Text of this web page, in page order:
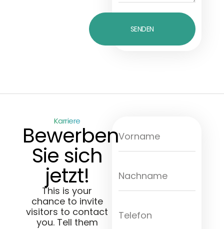
SENDEN
Karriere
Bewerben
Sie sich
jetzt!
This is your
chance to invite
visitors to contact
you. Tell them